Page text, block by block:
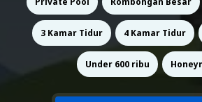
3 Kamar Tidur 4 Kamar Tidur
Under 600 ribu